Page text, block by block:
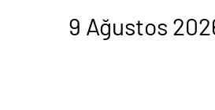
9 Ağustos